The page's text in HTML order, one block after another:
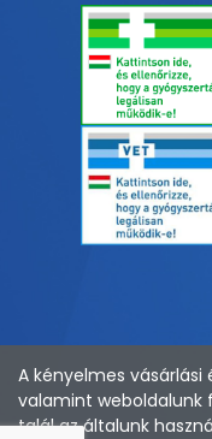
A kényelmes
valamint weboldalunk
talál az általunk